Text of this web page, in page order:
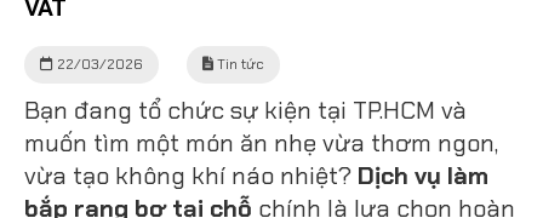
VAT
22/03/2026 Tin tức
Bạn đang tổ chức sự kiện tại TP.HCM và
muốn tìm một món ăn nhẹ vừa thơm ngon,
vừa tạo không khí náo nhiệt? Dịch vụ làm
bắp rang bơ tại chỗ chính là lựa chọn hoàn